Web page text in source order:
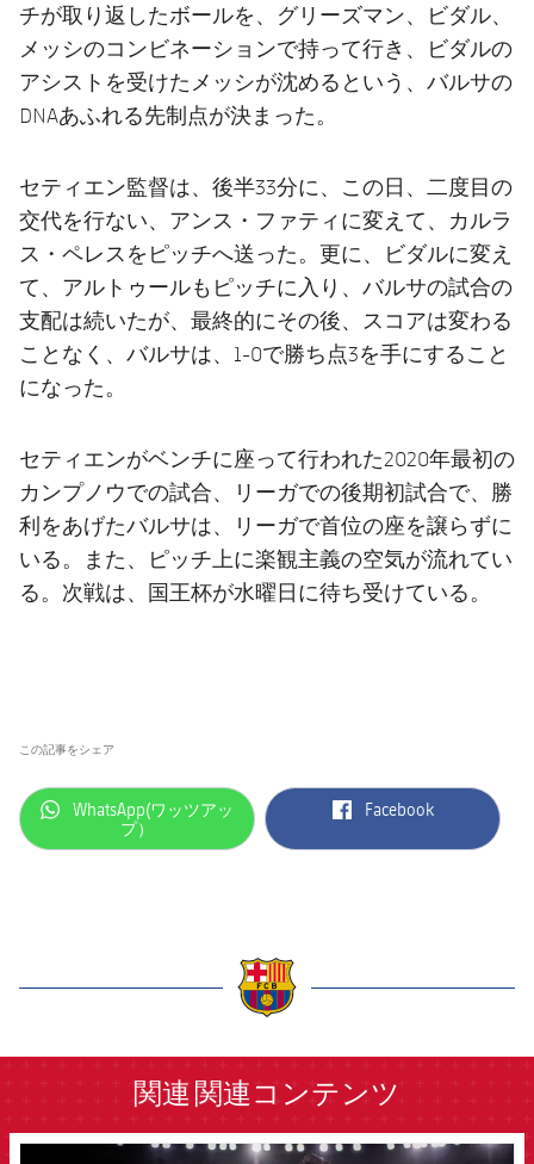
チが取り返したボールを、グリーズマン、ビダル、
メッシのコンビネーションで持って行き、ビダルの
アシストを受けたメッシが沈めるという、バルサの
DNAあふれる先制点が決まった。
セティエン監督は、後半33分に、この日、二度目の
交代を行ない、アンス・ファティに変えて、カルラ
ス・ペレスをピッチへ送った。更に、ビダルに変え
て、アルトゥールもピッチに入り、バルサの試合の
支配は続いたが、最終的にその後、スコアは変わる
ことなく、バルサは、1-0で勝ち点3を手にすること
になった。
セティエンがベンチに座って行われた2020年最初の
カンプノウでの試合、リーガでの後期初試合で、勝
利をあげたバルサは、リーガで首位の座を譲らずに
いる。また、ピッチ上に楽観主義の空気が流れてい
る。次戦は、国王杯が水曜日に待ち受けている。
この記事をシェア
label.aria.whatsapp
WhatsApp(ワッツアッ
プ）
label.aria.facebook
Facebook
関連 関連コンテンツ
FCB Barcelona badge